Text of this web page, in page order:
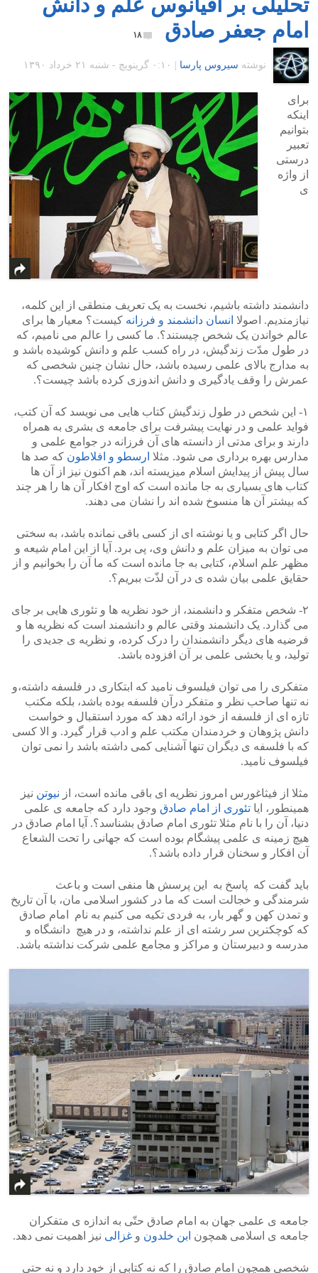
امام جعفر صادق
۱۸
نوشته سیروس پارسا ۰:۱۰ گرينويچ - شنبه ۲۱ خرداد ۱۳۹۰
برای
اینکه
بتوانیم
تعبیر
درستی
از واژه
ی
دانشمند داشته باشیم، نخست به یک تعریف منطقی از این کلمه،
نیازمندیم. اصولا انسان دانشمند و فرزانه کیست؟ معیار ها برای
عالم خواندن یک شخص چیستند؟. ما کسی را عالم می نامیم، که
در طول مدّت زندگیش، در راه کسب علم و دانش کوشیده باشد و
به مدارج بالای علمی رسیده باشد، حال نشان چنین شخصی که
عمرش را وقف یادگیری و دانش اندوزی کرده باشد چیست؟.
۱- این شخص در طول زندگیش کتاب هایی می نویسد که آن کتب،
فواید علمی و در نهایت پیشرفت برای جامعه ی بشری به همراه
دارند و برای مدتی از دانسته های آن فرزانه در جوامع علمی و
مدارس بهره برداری می شود. مثلا ارسطو و افلاطون که صد ها
سال پیش از پیدایش اسلام میزیسته اند، هم اکنون نیز از آن ها
کتاب های بسیاری به جا مانده است که اوج افکار آن ها را هر چند
که بیشتر آن ها منسوخ شده اند را نشان می دهند.
حال اگر کتابی و یا نوشته ای از کسی باقی نمانده باشد، به سختی
می توان به میزان علم و دانش وی، پی برد. آیا از این امام شیعه و
مظهر علم اسلام، کتابی به جا مانده است که ما آن را بخوانیم و از
حقایق علمی بیان شده ی در آن لذّت ببریم؟.
۲- شخص متفکر و دانشمند، از خود نظریه ها و تئوری هایی بر جای
می گذارد. یک دانشمند وقتی عالم و دانشمند است که نظریه ها و
فرضیه های دیگر دانشمندان را درک کرده، و نظریه ی جدیدی را
تولید، و یا بخشی علمی بر آن افزوده باشد.
متفکری را می توان فیلسوف نامید که ابتکاری در فلسفه داشته،و
نه تنها صاحب نظر و متفکر درآن فلسفه بوده باشد، بلکه مکتب
تازه ای از فلسفه از خود ارائه دهد که مورد استقبال و خواست
دانش پژوهان و خردمندان مکتب علم و ادب قرار گیرد. و الا کسی
که با فلسفه ی دیگران تنها آشنایی کمی داشته باشد را نمی توان
فیلسوف نامید.
مثلا از فیثاغورس امروز نظریه ای باقی مانده است، از نیوتن نیز
همینطور، ایا تئوری از امام صادق وجود دارد که جامعه ی علمی
دنیا، آن را با نام مثلا تئوری امام صادق بشناسد؟. آیا امام صادق در
هیچ زمینه ی علمی پیشگام بوده است که جهانی را تحت الشعاع
آن افکار و سخنان قرار داده باشد؟.
باید گفت که پاسخ به این پرسش ها منفی است و باعث
شرمندگی و خجالت است که ما در کشور اسلامی مان، با آن تاریخ
و تمدن کهن و گهر بار، به فردی تکیه می کنیم به نام امام صادق
که کوچکترین سر رشته ای از علم نداشته، و در هیچ دانشگاه و
مدرسه و دبیرستان و مراکز و مجامع علمی شرکت نداشته باشد.
جامعه ی علمی جهان به امام صادق حتّی به اندازه ی متفکران
جامعه ی اسلامی همچون ابن خلدون و غزالی نیز اهمیت نمی دهد.
شخصی همچون امام صادق را که نه کتابی از خود دارد و نه حتی